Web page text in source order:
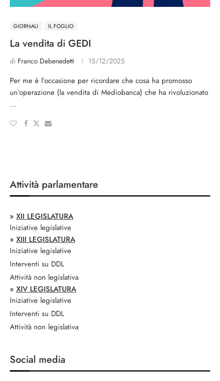
GIORNALI IL FOGLIO
La vendita di GEDI
di Franco Debenedetti 15/12/2025
Per me è l’occasione per ricordare che cosa ha promosso
un’operazione (la vendita di Mediobanca) che ha rivoluzionato
…
Attività parlamentare
» XII LEGISLATURA
Iniziative legislative
» XIII LEGISLATURA
Iniziative legislative
Interventi su DDL
Attività non legislativa
» XIV LEGISLATURA
Iniziative legislative
Interventi su DDL
Attività non legislativa
Social media